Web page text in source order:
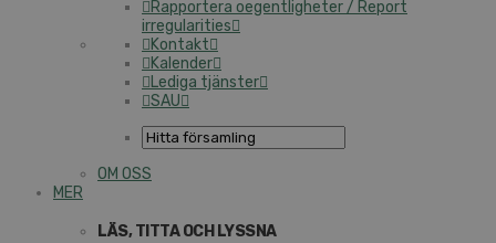
Rapportera oegentligheter / Report
irregularities
Kontakt
Kalender
Lediga tjänster
SAU
OM OSS
MER
LÄS, TITTA OCH LYSSNA